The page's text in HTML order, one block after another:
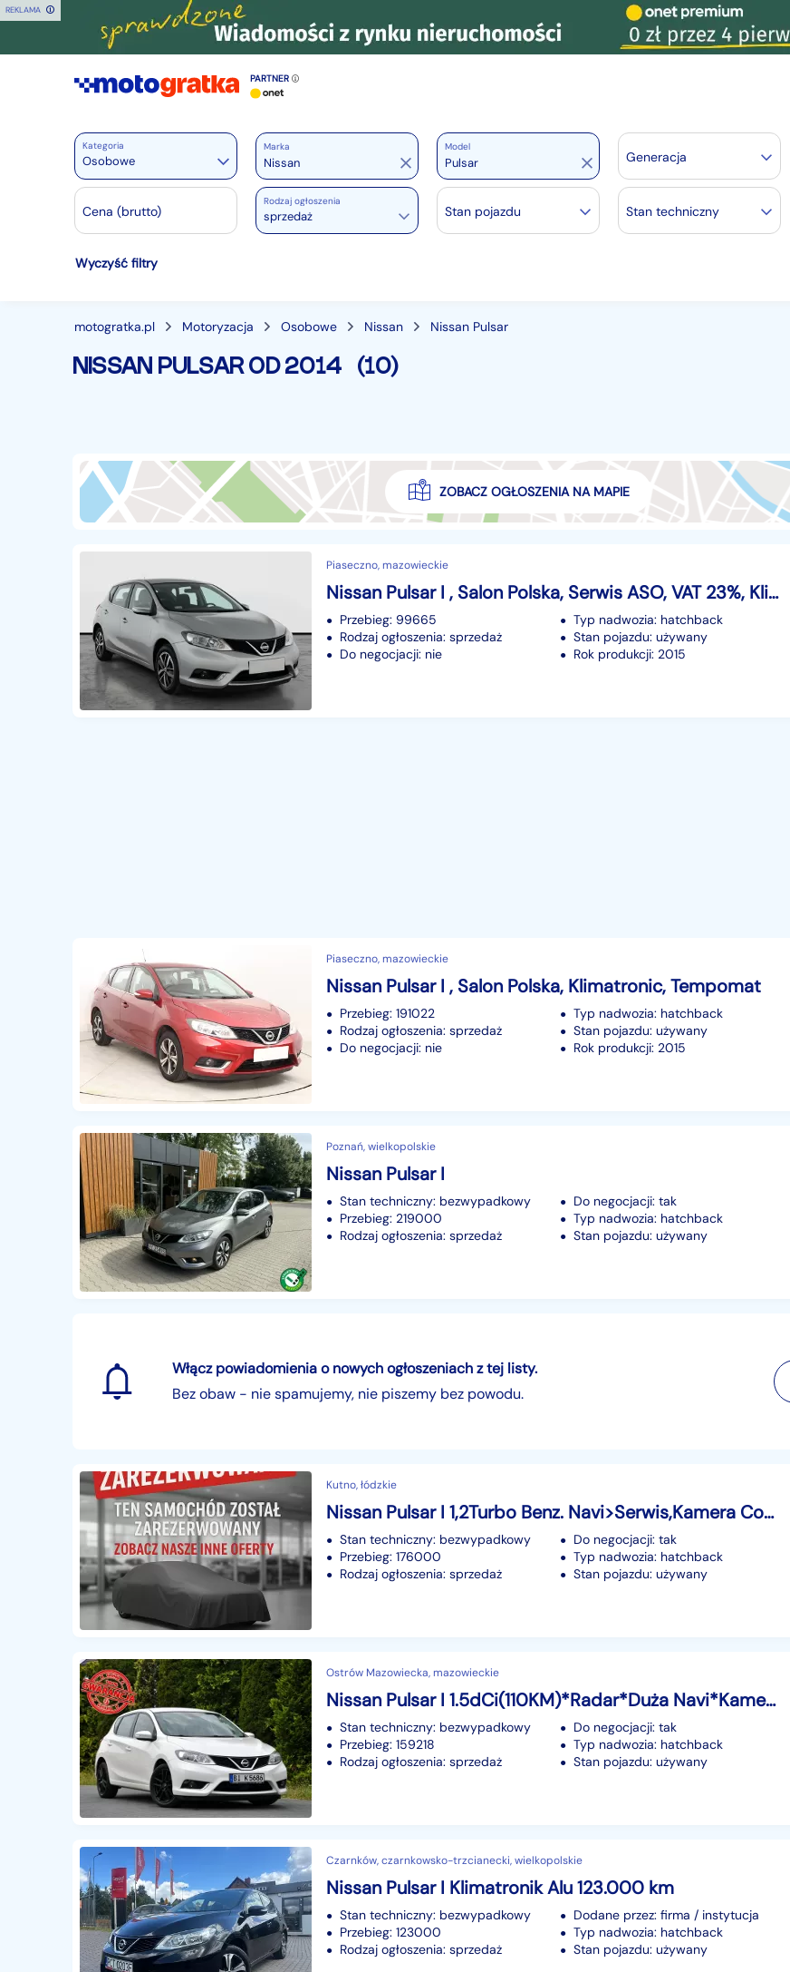
REKLAMA
PARTNER
Kategoria
Osobowe
Motoryzacja
Osobowe
Dostawcze 3537
Autobusy
Części samochodowe 14649
Części motocyklowe 1
Pojazdy specjalistyczne
Marka Model
Generacja
Cena (brutto)
Rodzaj ogłoszenia
sprzedaż Stan pojazdu Stan techniczny
Wyczyść filtry
motogratka.pl Motoryzacja Osobowe Nissan Nissan Pulsar
NISSAN PULSAR OD 2014 (10)
ZOBACZ OGŁOSZENIA NA MAPIE
Piaseczno, mazowieckie
Nissan Pulsar I , Salon Polska, Serwis ASO, VAT 23%, Klimatronic, Tempomat
Przebieg: 99665
Rodzaj ogłoszenia: sprzedaż
Do negocjacji: nie
Typ nadwozia: hatchback
Stan pojazdu: używany
Rok produkcji: 2015
Piaseczno, mazowieckie
Nissan Pulsar I , Salon Polska, Klimatronic, Tempomat
Przebieg: 191022
Rodzaj ogłoszenia: sprzedaż
Do negocjacji: nie
Typ nadwozia: hatchback
Stan pojazdu: używany
Rok produkcji: 2015
Poznań, wielkopolskie
Nissan Pulsar I
Stan techniczny: bezwypadkowy
Przebieg: 219000
Rodzaj ogłoszenia: sprzedaż
Do negocjacji: tak
Typ nadwozia: hatchback
Stan pojazdu: używany
Włącz powiadomienia o nowych ogłoszeniach z tej listy.
Bez obaw - nie spamujemy, nie piszemy bez powodu.
Kutno, łódzkie
Nissan Pulsar I 1,2Turbo Benz. Navi>Serwis,Kamera Cofania.Tempomat.Hands-Free.OKAZJA
Stan techniczny: bezwypadkowy
Przebieg: 176000
Rodzaj ogłoszenia: sprzedaż
Do negocjacji: tak
Typ nadwozia: hatchback
Stan pojazdu: używany
Ostrów Mazowiecka, mazowieckie
Nissan Pulsar I 1.5dCi(110KM)*Radar*Duża Navi*Kamera*Welur*Keyless Go*I Wł*Alu17"ASO
Stan techniczny: bezwypadkowy
Przebieg: 159218
Rodzaj ogłoszenia: sprzedaż
Do negocjacji: tak
Typ nadwozia: hatchback
Stan pojazdu: używany
Czarnków, czarnkowsko-trzcianecki, wielkopolskie
Nissan Pulsar I Klimatronik Alu 123.000 km
Stan techniczny: bezwypadkowy
Przebieg: 123000
Rodzaj ogłoszenia: sprzedaż
Dodane przez: firma / instytucja
Typ nadwozia: hatchback
Stan pojazdu: używany